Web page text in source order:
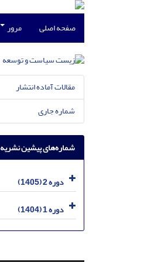
صفحه اصلی مرور
مقالات آماده انتشار
شماره جاری
شماره‌های پیشین نشریه
دوره 2 (1405)
دوره 1 (1404)